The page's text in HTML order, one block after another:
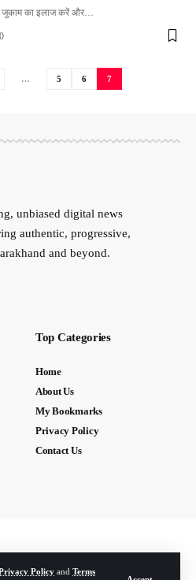
Policy and Terms
जुकाम का इलाज करें और…
… 5 6 7
unbiased digital news
authentic, progressive,
and beyond.
Top Categories
Home
About Us
My Bookmarks
Privacy Policy
Contact Us